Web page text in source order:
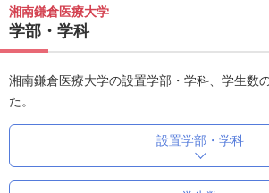
湘南鎌倉医療大学
学部・学科
湘南鎌倉医療大学の設置学部・学科、学生数
た。
設置学部・学科